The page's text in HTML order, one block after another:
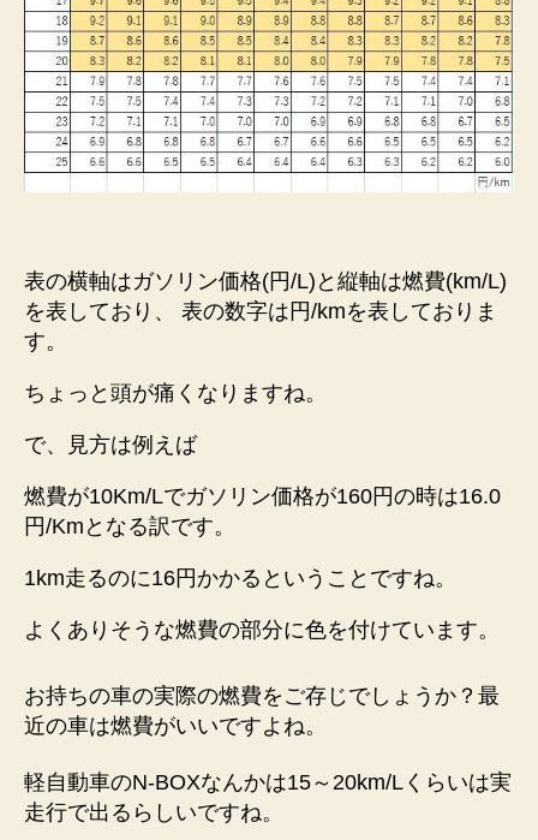
表の横軸はガソリン価格(円/L)と縦軸は燃費(km/L)
を表しており、 表の数字は円/kmを表しておりま
す。
ちょっと頭が痛くなりますね。
で、見方は例えば
燃費が10Km/Lでガソリン価格が160円の時は16.0
円/Km となる訳です。
1km走るのに16円かかるということですね。
よくありそうな燃費の部分に色を付けています。
お持ちの車の実際の燃費をご存じでしょうか？最
近の車は燃費がいいですよね。
軽自動車のN-BOXなんかは15～20km/Lくらいは実
走行で出るらしいですね。